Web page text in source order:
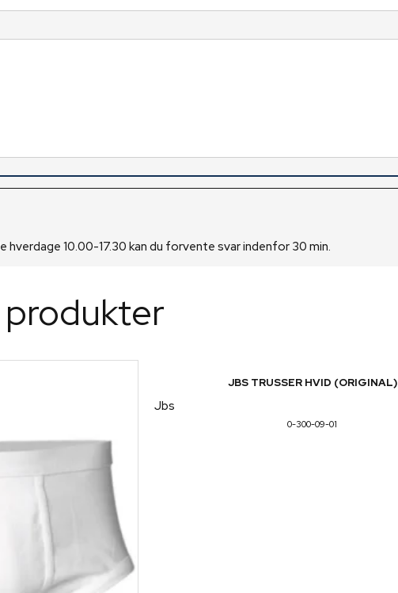
hverdage 10.00-17.30 kan du forvente svar indenfor 30 min.
JBS TRUSSER HVID (ORIGINAL)
Jbs
0-300-09-01